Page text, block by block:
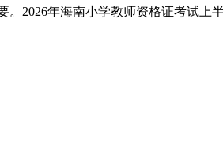
。2026年海南小学教师资格证考试上